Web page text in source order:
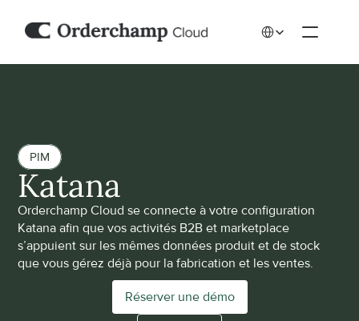
PIM
Katana
Orderchamp Cloud se connecte à votre configuration
Katana afin que vos activités B2B et marketplace
s’appuient sur les mêmes données produit et de stock
que vous gérez déjà pour la fabrication et les ventes.
Réserver une démo